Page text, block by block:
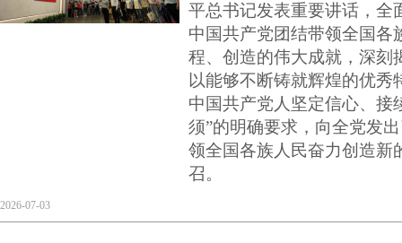
平总书记发表重要讲话，全
中国共产党团结带领全国各
程、创造的伟大成就，深刻
以能够不断铸就辉煌的优秀
中国共产党人坚定信心、接
须”的明确要求，向全党发
领全国各族人民奋力创造新
召。
2026-07-03